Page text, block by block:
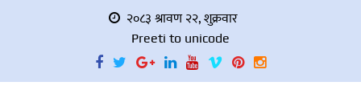
२०८३ श्रावण २२, शुक्रवार
Preeti to unicode